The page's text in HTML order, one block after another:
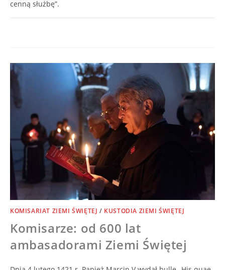
cenną służbę”.
KOMISARIAT ZIEMI ŚWIĘTEJ / KUSTODIA ZIEMI ŚWIĘTEJ
Komisarze: od 600 lat
ambasadorami Ziemi Świętej